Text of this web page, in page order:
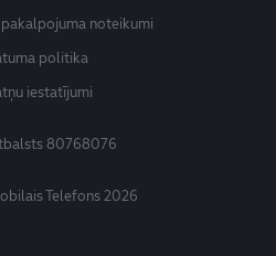
noteikumi
politika
iestatījumi
80768076
Telefons 2026